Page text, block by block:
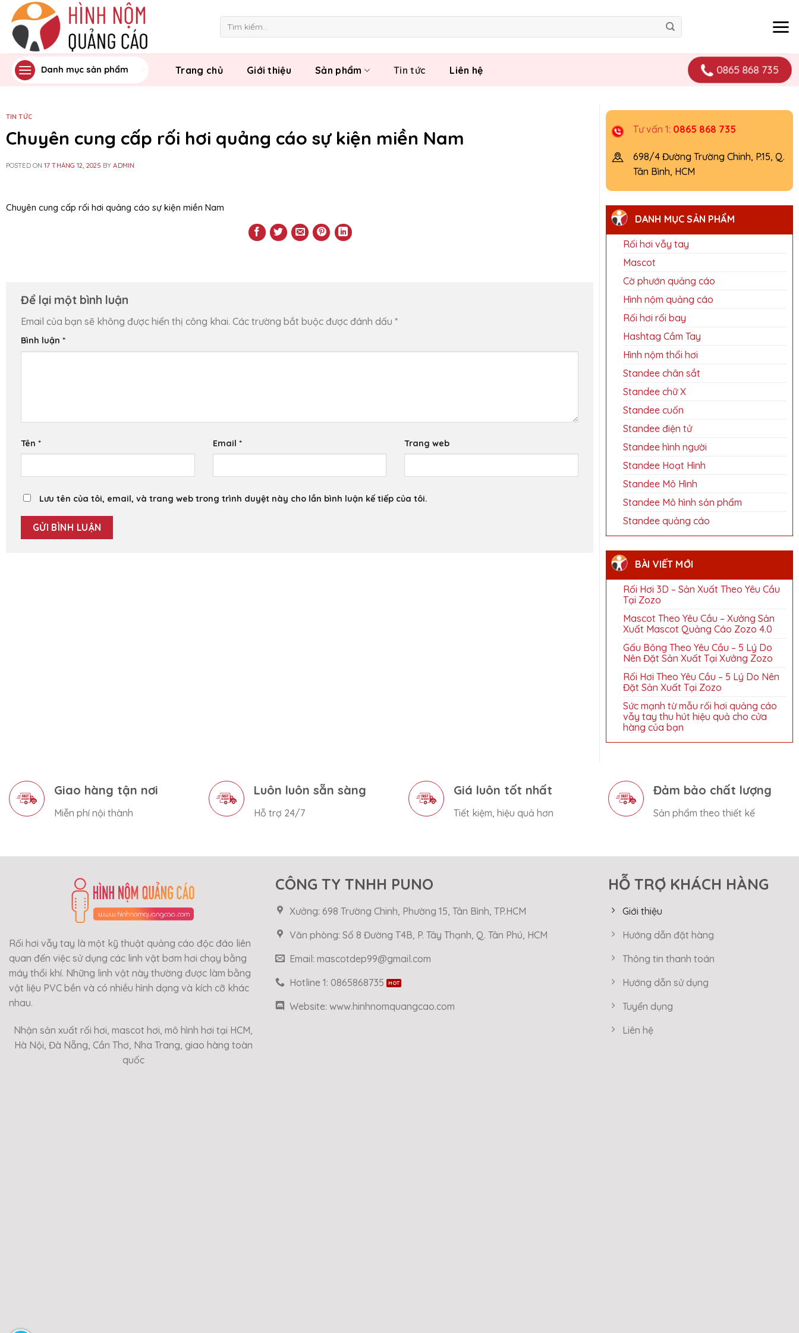
Skip
content
kiếm:
Danh mục sản phẩm Trang chủ Giới thiệu Sản phẩm Tin tức Liên hệ 0865 868 735
TIN TỨC
Chuyên cung cấp rối hơi quảng cáo sự kiện miền Nam
POSTED ON17 THÁNG 12, 2025 BYADMIN
Chuyên cung cấp rối hơi quảng cáo sự kiện miền Nam
Để lại một bình luận
Email của bạn sẽ không được hiển thị công khai. Các trường bắt buộc được đánh dấu *
Bình luận *
Tên * Email * Trang web
Lưu tên của tôi, email, và trang web trong trình duyệt này cho lần bình luận kế tiếp của tôi.
Tư vấn 1: 0865 868 735
698/4 Đường Trường Chinh, P.15, Q.
Tân Bình, HCM
DANH MỤC SẢN PHẨM
Rối hơi vẫy tay
Mascot
Cờ phướn quảng cáo
Hình nộm quảng cáo
Rối hơi rối bay
Hashtag Cầm Tay
Hình nộm thổi hơi
Standee chân sắt
Standee chữ X
Standee cuốn
Standee điện tử
Standee hình người
Standee Hoạt Hình
Standee Mô Hình
Standee Mô hình sản phẩm
Standee quảng cáo
BÀI VIẾT MỚI
Rối Hơi 3D – Sản Xuất Theo Yêu Cầu
Tại Zozo
Mascot Theo Yêu Cầu – Xưởng Sản
Xuất Mascot Quảng Cáo Zozo 4.0
Gấu Bông Theo Yêu Cầu – 5 Lý Do
Nên Đặt Sản Xuất Tại Xưởng Zozo
Rối Hơi Theo Yêu Cầu – 5 Lý Do Nên
Đặt Sản Xuất Tại Zozo
Sức mạnh từ mẫu rối hơi quảng cáo
vẫy tay thu hút hiệu quả cho cửa
hàng của bạn
Giao hàng tận nơi
Miễn phí nội thành
Luôn luôn sẵn sàng
Hỗ trợ 24/7
Giá luôn tốt nhất
Tiết kiệm, hiệu quả hơn
Đảm bảo chất lượng
Sản phẩm theo thiết kế
Rối hơi vẫy tay là một kỹ thuật quảng cáo độc đáo liên
quan đến việc sử dụng các linh vật bơm hơi chạy bằng
máy thổi khí. Những linh vật này thường được làm bằng
vật liệu PVC bền và có nhiều hình dạng và kích cỡ khác
nhau.
Nhận sản xuất rối hơi, mascot hơi, mô hình hơi tại HCM,
Hà Nội, Đà Nẵng, Cần Thơ, Nha Trang, giao hàng toàn
quốc
CÔNG TY TNHH PUNO
Xưởng: 698 Trường Chinh, Phường 15, Tân Bình, TP.HCM
Văn phòng: Số 8 Đường T4B, P. Tây Thạnh, Q. Tân Phú, HCM
Email: mascotdep99@gmail.com
Hotline 1: 0865868735
Website: www.hinhnomquangcao.com
HỖ TRỢ KHÁCH HÀNG
Giới thiệu
Hướng dẫn đặt hàng
Thông tin thanh toán
Hướng dẫn sử dụng
Tuyển dụng
Liên hệ